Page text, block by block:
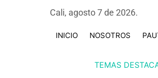
Cali, agosto 7 de 2026.
INICIO NOSOTROS
TEMAS